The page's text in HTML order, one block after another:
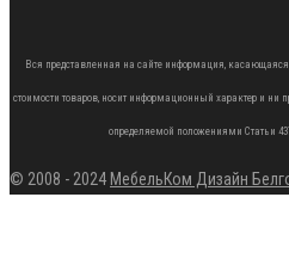
Вся представленная на сайте информация, касающаяся
стоимости товаров, носит информационный характер и ни
определяемой положениями Статьи
© 2008 - 2024 МебельКом Дизайн